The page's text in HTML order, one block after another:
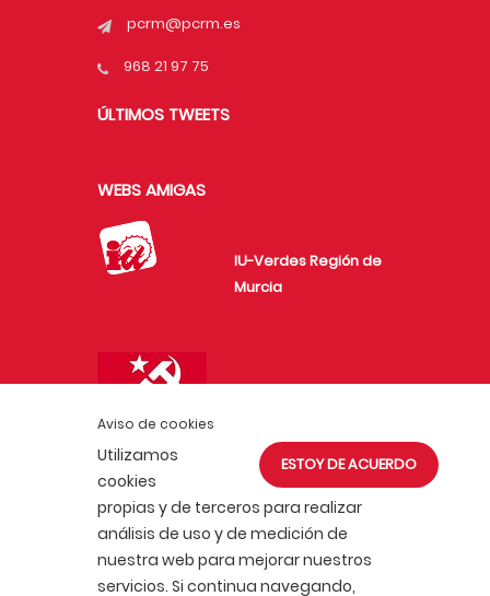
Aviso de cookies
ESTOY DE ACUERDO
Utilizamos
cookies
propias y de terceros para realizar
análisis de uso y de medición de
nuestra web para mejorar nuestros
servicios. Si continua navegando,
pcrm@pcrm.es
968 21 97 75
ÚLTIMOS TWEETS
WEBS AMIGAS
IU-Verdes Región de
Murcia
España